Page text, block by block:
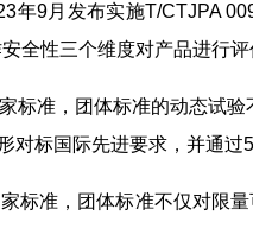
年9月发布实施T/CTJPA
全性三个维度对产品进行评
标准，团体标准的动态试
对标国际先进要求，并通过
标准，团体标准不仅对限